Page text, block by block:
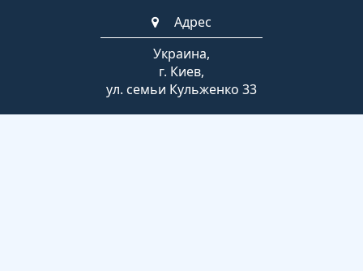
Адрес
Украина,
г. Киев,
ул. семьи Кульженко 33